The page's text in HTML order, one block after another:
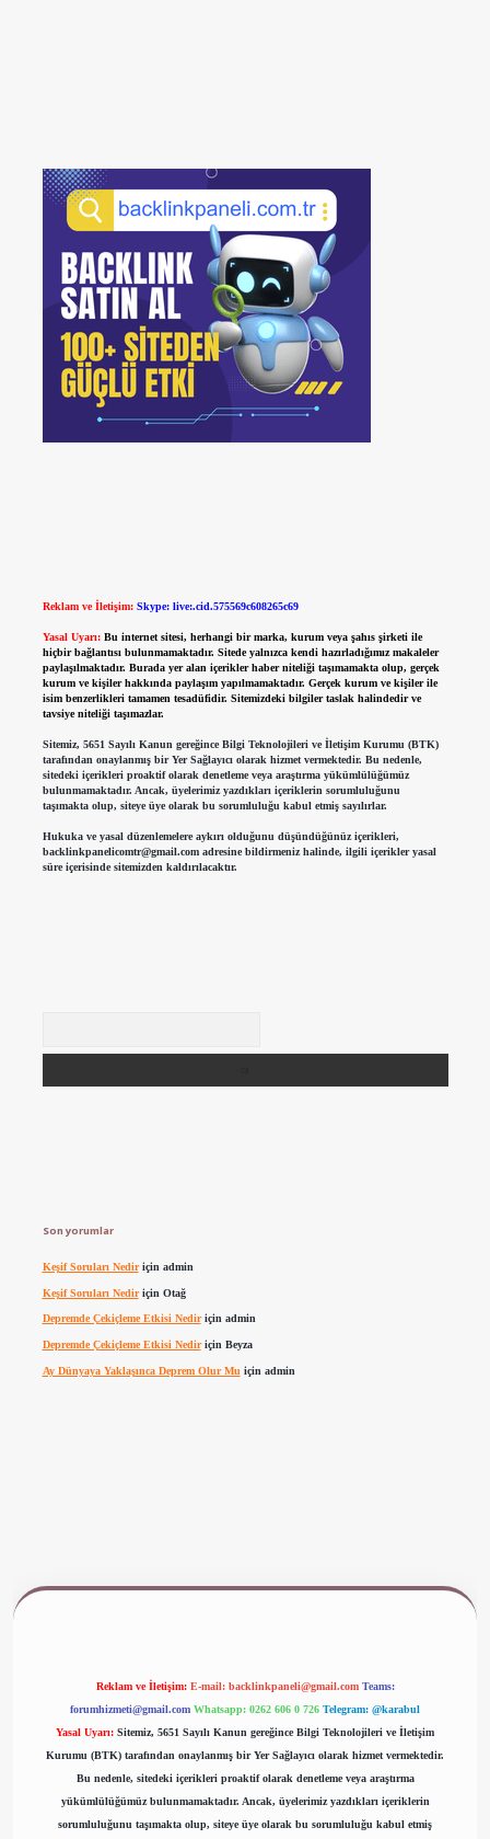
Reklam ve İletişim: Skype: live:.cid.575569c608265c69
Yasal Uyarı: Bu internet sitesi, herhangi bir marka, kurum veya şahıs şirketi ile
hiçbir bağlantısı bulunmamaktadır. Sitede yalnızca kendi hazırladığımız makaleler
paylaşılmaktadır. Burada yer alan içerikler haber niteliği taşımamakta olup, gerçek
kurum ve kişiler hakkında paylaşım yapılmamaktadır. Gerçek kurum ve kişiler ile
isim benzerlikleri tamamen tesadüfidir. Sitemizdeki bilgiler taslak halindedir ve
tavsiye niteliği taşımazlar.
Sitemiz, 5651 Sayılı Kanun gereğince Bilgi Teknolojileri ve İletişim Kurumu (BTK)
tarafından onaylanmış bir Yer Sağlayıcı olarak hizmet vermektedir. Bu nedenle,
sitedeki içerikleri proaktif olarak denetleme veya araştırma yükümlülüğümüz
bulunmamaktadır. Ancak, üyelerimiz yazdıkları içeriklerin sorumluluğunu
taşımakta olup, siteye üye olarak bu sorumluluğu kabul etmiş sayılırlar.
Hukuka ve yasal düzenlemelere aykırı olduğunu düşündüğünüz içerikleri,
backlinkpanelicomtr@gmail.comadresine bildirmeniz halinde, ilgili içerikler yasal
süre içerisinde sitemizden kaldırılacaktır.
Son yorumlar
Keşif Soruları Nediriçin admin
Keşif Soruları Nediriçin Otağ
Depremde Çekiçleme Etkisi Nediriçin admin
Depremde Çekiçleme Etkisi Nediriçin Beyza
Ay Dünyaya Yaklaşınca Deprem Olur Mu için admin
Reklam ve İletişim: E-mail: backlinkpaneli@gmail.com Teams:
forumhizmeti@gmail.com Whatsapp: 0262 606 0 726 Telegram: @karabul
Yasal Uyarı: Sitemiz, 5651 Sayılı Kanun gereğince Bilgi Teknolojileri ve İletişim
Kurumu (BTK) tarafından onaylanmış bir Yer Sağlayıcı olarak hizmet vermektedir.
Bu nedenle, sitedeki içerikleri proaktif olarak denetleme veya araştırma
yükümlülüğümüz bulunmamaktadır. Ancak, üyelerimiz yazdıkları içeriklerin
sorumluluğunu taşımakta olup, siteye üye olarak bu sorumluluğu kabul etmiş